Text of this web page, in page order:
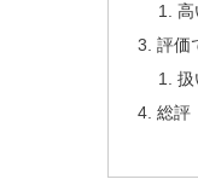
高
評価
扱
総評